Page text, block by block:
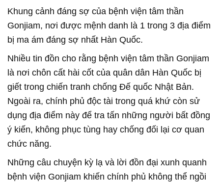
Khung cảnh đáng sợ của bệnh viện tâm thần
Gonjiam, nơi được mệnh danh là 1 trong 3 địa điểm
bị ma ám đáng sợ nhất Hàn Quốc.
Nhiều tin đồn cho rằng bệnh viện tâm thần Gonjiam
là nơi chôn cất hài cốt của quân dân Hàn Quốc bị
giết trong chiến tranh chống Đế quốc Nhật Bản.
Ngoài ra, chính phủ độc tài trong quá khứ còn sử
dụng địa điểm này để tra tấn những người bất đồng
ý kiến, không phục tùng hay chống đối lại cơ quan
chức năng.
Những câu chuyện kỳ lạ và lời đồn đại xunh quanh
bệnh viện Gonjiam khiến chính phủ không thể ngồi